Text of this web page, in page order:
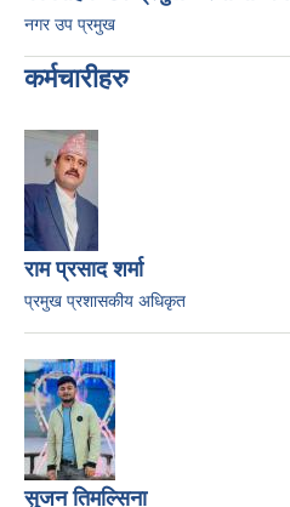
नगर उप प्रमुख
कर्मचारीहरु
राम प्रसाद शर्मा
प्रमुख प्रशासकीय अधिकृत
सुजन तिमल्सिना